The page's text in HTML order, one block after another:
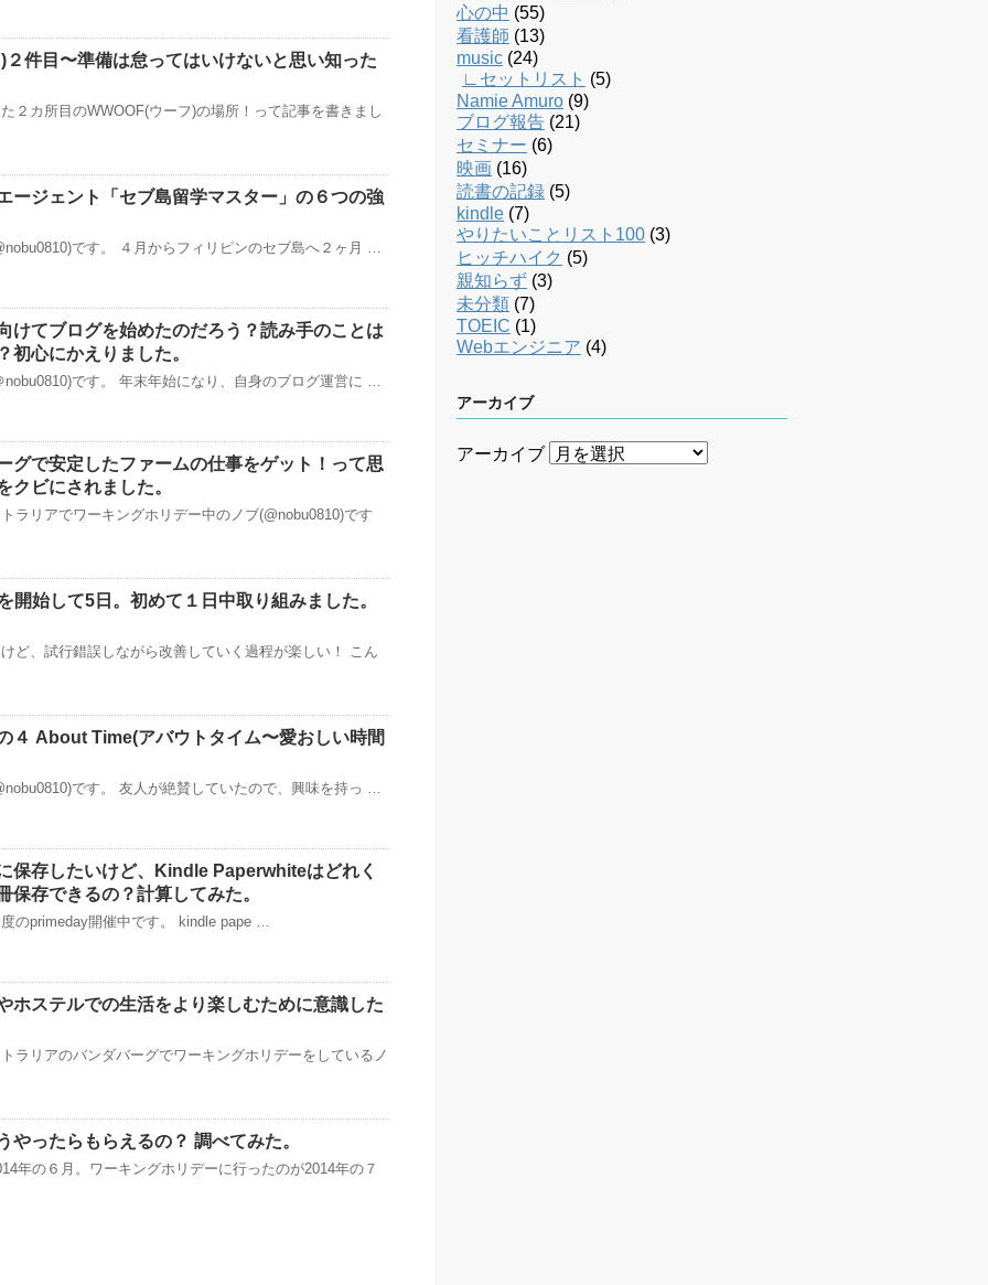
２件目〜準備は怠ってはいけないと思い知った
２カ所目のWWOOF(ウーフ)の場所！って記事を書きまし
ージェント「セブ島留学マスター」の６つの強
です。 ４月からフィリピンのセブ島へ２ヶ月 …
けてブログを始めたのだろう？読み手のことは
初心にかえりました。
nobu0810)です。 年末年始になり、自身のブログ運営に …
グで安定したファームの仕事をゲット！って思
クビにされました。
ラリアでワーキングホリデー中のノブ(@nobu0810)です
開始して5日。初めて１日中取り組みました。
ど、試行錯誤しながら改善していく過程が楽しい！ こん
４ About Time(アバウトタイム〜愛おしい時間
です。 友人が絶賛していたので、興味を持っ …
保存したいけど、Kindle Paperwhiteはどれく
保存できるの？計算してみた。
のprimeday開催中です。 kindle pape …
ホステルでの生活をより楽しむために意識した
ラリアのバンダバーグでワーキングホリデーをしているノ
やったらもらえるの？ 調べてみた。
年の６月。ワーキングホリデーに行ったのが2014年の７
心の中 (55)
看護師 (13)
music (24)
∟セットリスト (5)
Namie Amuro (9)
ブログ報告 (21)
セミナー (6)
映画 (16)
読書の記録 (5)
kindle (7)
やりたいことリスト100 (3)
ヒッチハイク (5)
親知らず (3)
未分類 (7)
TOEIC (1)
Webエンジニア (4)
アーカイブ
アーカイブ